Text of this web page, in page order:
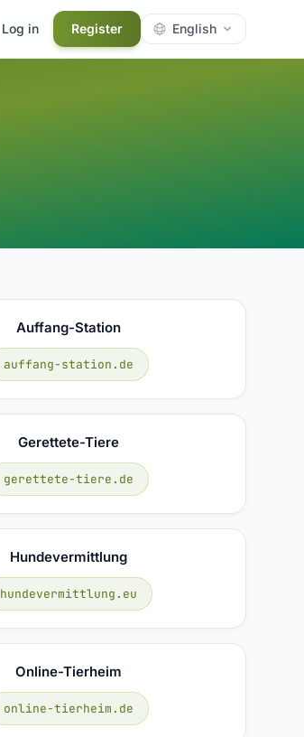
Log in Register English
Auffang-Station
auffang-station.de
Gerettete-Tiere
gerettete-tiere.de
Hundevermittlung
hundevermittlung.eu
Online-Tierheim
online-tierheim.de